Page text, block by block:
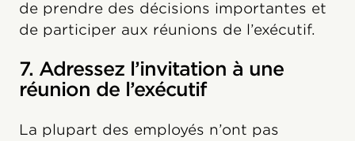
de prendre des décisions importantes et
de participer aux réunions de l’exécutif.
7. Adressez l’invitation à une
réunion de l’exécutif
La plupart des employés n’ont pas